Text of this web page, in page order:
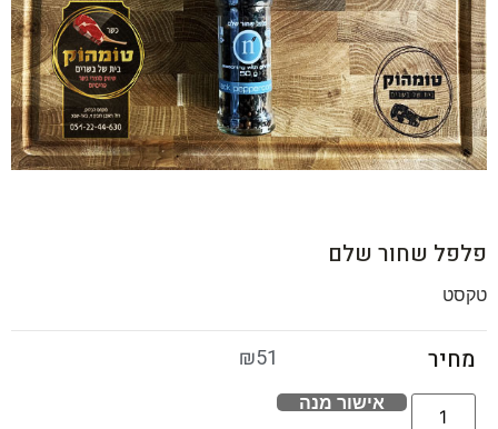
פלפל שחור שלם
טקסט
מחיר ₪51
אישור מנה